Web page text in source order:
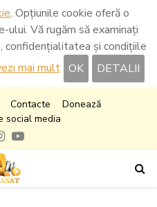
. Opțiunile cookie oferă o
Vă rugăm să examinați
confidențialitatea și condițiile
mai mult OK DETALII
Contacte
Donează
social media
Instagram
Youtube